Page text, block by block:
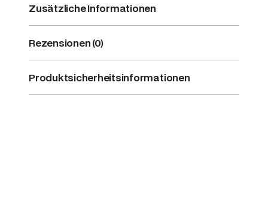
Zusätzliche Informationen
Rezensionen (0)
Produktsicherheitsinformationen